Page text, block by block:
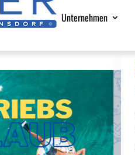
Unternehmen